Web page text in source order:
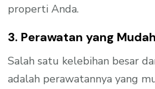
properti Anda.
3. Perawatan yang Mudah
Salah satu kelebihan besar
adalah perawatannya yang